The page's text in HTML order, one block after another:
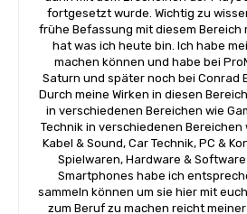
fortgesetzt wurde. Wichtig zu
frühe Befassung mit diesem Bereich
hat was ich heute bin. Ich habe
machen können und habe bei
Saturn und später noch bei Conrad
Durch meine Wirken in diesen
in verschiedenen Bereichen wie
Technik in verschiedenen Bereichen
Kabel & Sound, Car Technik, PC &
Spielwaren, Hardware &
Smartphones habe ich
sammeln können um sie hier mit
zum Beruf zu machen reicht